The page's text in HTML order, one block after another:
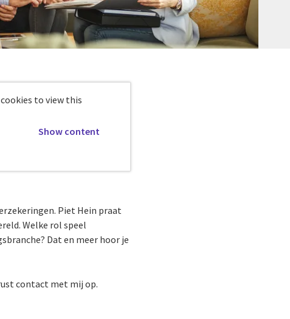
to view this
Show content
Piet Hein praat
Welke rol speel
Dat en meer hoor je
contact met mij op.